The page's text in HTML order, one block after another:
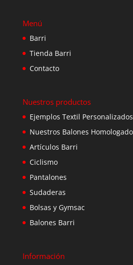
Menú
Barri
Tienda Barri
Contacto
Nuestros productos
Ejemplos Textil Personalizados
Nuestros Balones
Artículos Barri
Ciclismo
Pantalones
Sudaderas
Bolsas y Gymsac
Balones Barri
Información